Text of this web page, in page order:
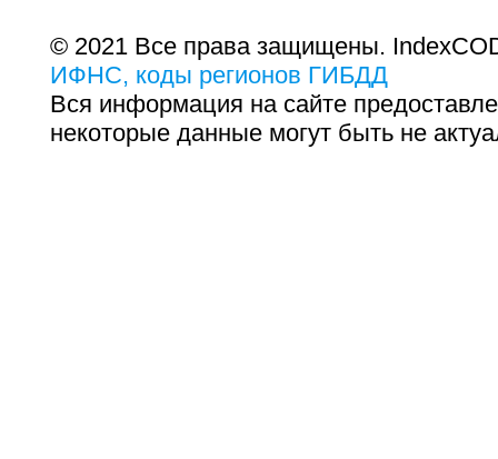
© 2021 Все права защищены.
ИФНС, коды регионов ГИБДД
Вся информация на сайте
некоторые данные могут быть не